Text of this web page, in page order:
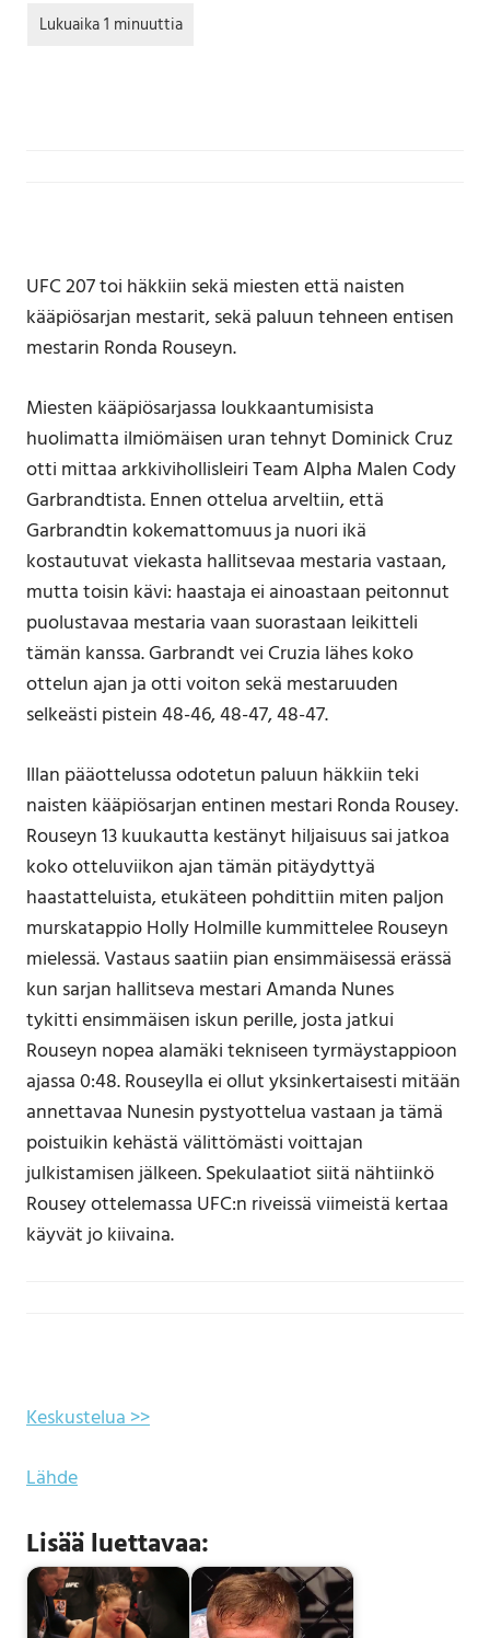
UFC 207 toi häkkiin sekä miesten että naisten
kääpiösarjan mestarit, sekä paluun tehneen entisen
mestarin Ronda Rouseyn.
Miesten kääpiösarjassa loukkaantumisista
huolimatta ilmiömäisen uran tehnyt Dominick Cruz
otti mittaa arkkivihollisleiri Team Alpha Malen Cody
Garbrandtista. Ennen ottelua arveltiin, että
Garbrandtin kokemattomuus ja nuori ikä
kostautuvat viekasta hallitsevaa mestaria vastaan,
mutta toisin kävi: haastaja ei ainoastaan peitonnut
puolustavaa mestaria vaan suorastaan leikitteli
tämän kanssa. Garbrandt vei Cruzia lähes koko
ottelun ajan ja otti voiton sekä mestaruuden
selkeästi pistein 48-46, 48-47, 48-47.
Illan pääottelussa odotetun paluun häkkiin teki
naisten kääpiösarjan entinen mestari Ronda Rousey.
Rouseyn 13 kuukautta kestänyt hiljaisuus sai jatkoa
koko otteluviikon ajan tämän pitäydyttyä
haastatteluista, etukäteen pohdittiin miten paljon
murskatappio Holly Holmille kummittelee Rouseyn
mielessä. Vastaus saatiin pian ensimmäisessä erässä
kun sarjan hallitseva mestari Amanda Nunes
tykitti ensimmäisen iskun perille, josta jatkui
Rouseyn nopea alamäki tekniseen tyrmäystappioon
ajassa 0:48. Rouseylla ei ollut yksinkertaisesti mitään
annettavaa Nunesin pystyottelua vastaan ja tämä
poistuikin kehästä välittömästi voittajan
julkistamisen jälkeen. Spekulaatiot siitä nähtiinkö
Rousey ottelemassa UFC:n riveissä viimeistä kertaa
käyvät jo kiivaina.
Keskustelua >>
Lähde
Lisää luettavaa: